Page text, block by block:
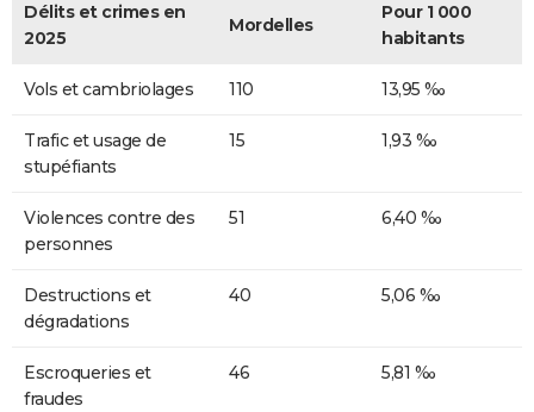
Délits et crimes en
2025
Mordelles
Pour 1 000
habitants
Vols et cambriolages 110 13,95 ‰
Trafic et usage de
stupéfiants
15 1,93 ‰
Violences contre des
personnes
51 6,40 ‰
Destructions et
dégradations
40 5,06 ‰
Escroqueries et
fraudes
46 5,81 ‰